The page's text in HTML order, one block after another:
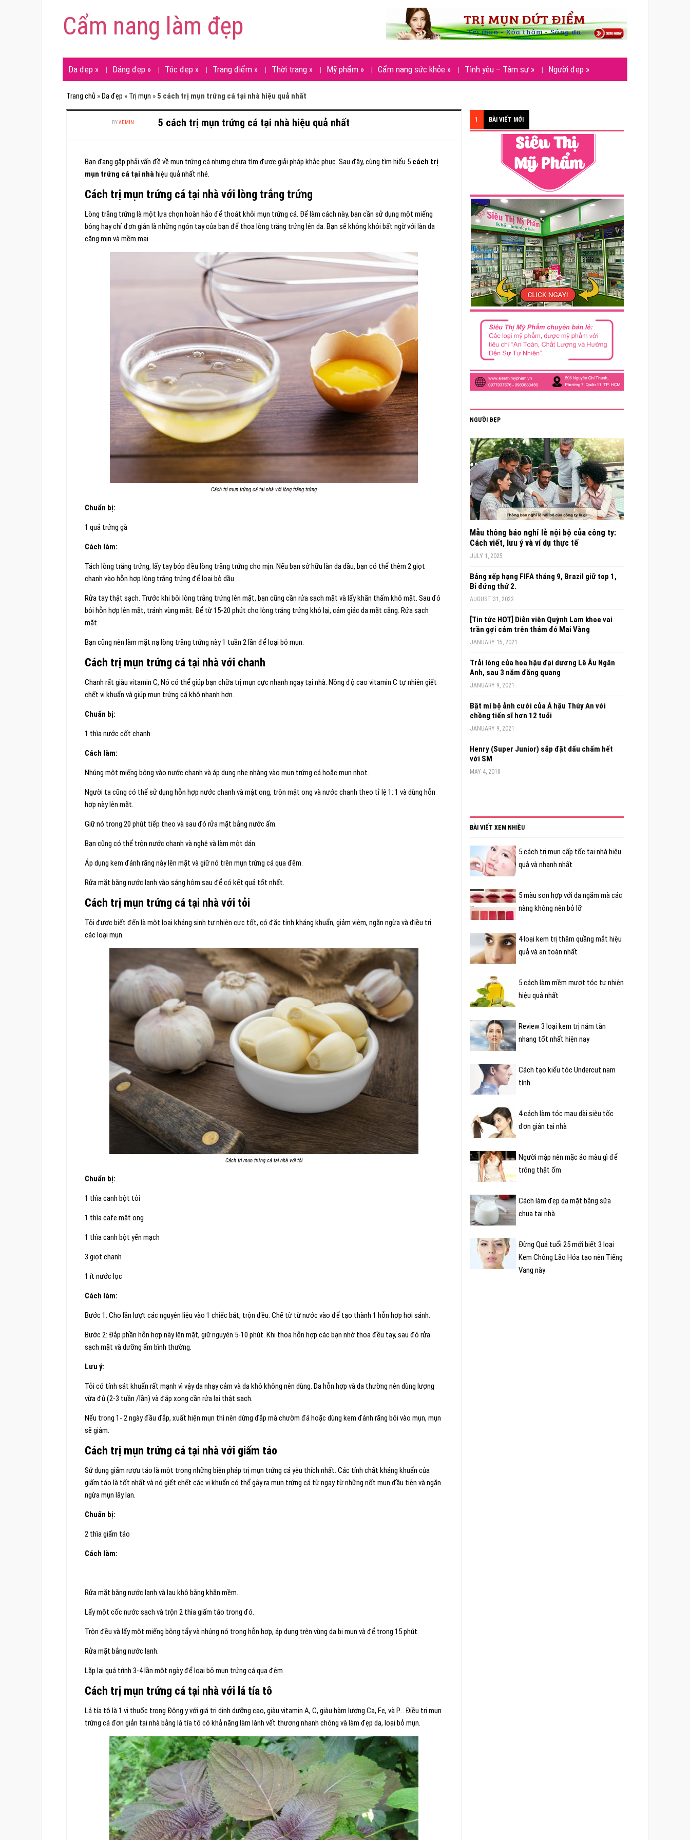
Cẩm nang làm đẹp
Da đẹp » Dáng đẹp » Tóc đẹp » Trang điểm » Thời trang » Mỹ phẩm » Cẩm nang sức khỏe » Tình yêu – Tâm sự » Người đẹp »
Trang chủ »Da đẹp » Trị mụn » 5 cách trị mụn trứng cá tại nhà hiệu quả nhất
BYADMIN 5 cách trị mụn trứng cá tại nhà hiệu quả nhất
Bạn đang gặp phải vấn đề về mụn trứng cá nhưng chưa tìm được giải pháp khắc phục. Sau đây, cùng tìm hiểu 5 cách trị
mụn trứng cá tại nhàhiệu quả nhất nhé.
Cách trị mụn trứng cá tại nhà với l òng trắng trứng
Lòng trắng trứng là một lựa chọn hoàn hảo để thoát khỏi mụn trứng cá. Để làm cách này, bạn cần sử dụng một miếng
bông hay chỉ đơn giản là những ngón tay của bạn để thoa lòng trắng trứng lên da. Bạn sẽ không khỏi bất ngờ với làn da
căng mịn và mềm mại.
Cách trị mụn trứng cá tại nhà với lòng trắng trứng
Chuẩn bị:
1 quả trứng gà
Cách làm:
Tách lòng trắng trứng, lấy tay bóp đều lòng trắng trứng cho mịn. Nếu bạn sở hữu làn da dầu, bạn có thể thêm 2 giọt
chanh vào hỗn hợp lòng trắng trứng để loại bỏ dầu.
Rửa tay thật sạch. Trước khi bôi lòng trắng trứng lên mặt, bạn cũng cần rửa sạch mặt và lấy khăn thấm khô mặt. Sau đó
bôi hỗn hợp lên mặt, tránh vùng mắt. Để từ 15-20 phút cho lòng trắng trứng khô lại, cảm giác da mặt căng. Rửa sạch
mặt.
Bạn cũng nên làm mặt nạ lòng trắng trứng này 1 tuần 2 lần để loại bỏ mụn.
Cách trị mụn trứng cá tại nhà với chanh
Chanh rất giàu vitamin C, Nó có thể giúp bạn chữa trị mụn cực nhanh ngay tại nhà. Nồng độ cao vitamin C tự nhiên giết
chết vi khuẩn và giúp mụn trứng cá khô nhanh hơn.
Chuẩn bị:
1 thìa nước cốt chanh
Cách làm:
Nhúng một miếng bông vào nước chanh và áp dụng nhẹ nhàng vào mụn trứng cá hoặc mụn nhọt.
Người ta cũng có thể sử dụng hỗn hợp nước chanh và mật ong, trộn mật ong và nước chanh theo tỉ lệ 1: 1 và dùng hỗn
hợp này lên mặt.
Giữ nó trong 20 phút tiếp theo và sau đó rửa mặt bằng nước ấm.
Bạn cũng có thể trộn nước chanh và nghệ và làm một dán.
Áp dụng kem đánh răng này lên mặt và giữ nó trên mụn trứng cá qua đêm.
Rửa mặt bằng nước lạnh vào sáng hôm sau để có kết quả tốt nhất.
Cách trị mụn trứng cá tại nhà với tỏi
Tỏi được biết đến là một loại kháng sinh tự nhiên cực tốt, có đặc tính kháng khuẩn, giảm viêm, ngăn ngừa và điều trị
các loại mụn.
Cách trị mụn trứng cá tại nhà với tỏi
Chuẩn bị:
1 thìa canh bột tỏi
1 thìa cafe mật ong
1 thìa canh bột yến mạch
3 giọt chanh
1 ít nước lọc
Cách làm:
Bước 1: Cho lần lượt các nguyên liệu vào 1 chiếc bát, trộn đều. Chế từ từ nước vào để tạo thành 1 hỗn hợp hơi sánh.
Bước 2: Đắp phần hỗn hợp này lên mặt, giữ nguyên 5-10 phút. Khi thoa hỗn hợp các bạn nhớ thoa đều tay, sau đó rửa
sạch mặt và dưỡng ẩm bình thường.
Lưu ý:
Tỏi có tính sát khuẩn rất mạnh vì vậy da nhạy cảm và da khô không nên dùng. Da hỗn hợp và da thường nên dùng lượng
vừa đủ (2-3 tuần /lần) và đắp xong cần rửa lại thật sạch.
Nếu trong 1- 2 ngày đầu đắp, xuất hiện mụn thì nên dừng đắp mà chườm đá hoặc dùng kem đánh răng bôi vào mụn, mụn
sẽ giảm.
Cách trị mụn trứng cá tại nhà với giấm táo
Sử dụng giấm rượu táo là một trong những biện pháp trị mụn trứng cá yêu thích nhất. Các tính chất kháng khuẩn của
giấm táo là tốt nhất và nó giết chết các vi khuẩn có thể gây ra mụn trứng cá từ ngay từ những nốt mụn đầu tiên và ngăn
ngừa mụn lây lan.
Chuẩn bị:
2 thìa giấm táo
Cách làm:
Rửa mặt bằng nước lạnh và lau khô bằng khăn mềm.
Lấy một cốc nước sạch và trộn 2 thìa giấm táo trong đó.
Trộn đều và lấy một miếng bông tẩy và nhúng nó trong hỗn hợp, áp dụng trên vùng da bị mụn và để trong 15 phút.
Rửa mặt bằng nước lạnh.
Lặp lại quá trình 3-4 lần một ngày để loại bỏ mụn trứng cá qua đêm
Cách trị mụn trứng cá tại nhà với lá tía tô
Lá tía tô là 1 vị thuốc trong Đông y với giá trị dinh dưỡng cao, giàu vitamin A, C, giàu hàm lượng Ca, Fe, và P… Điều trị mụn
trứng cá đơn giản tại nhà bằng lá tía tô có khả năng làm lành vết thương nhanh chóng và làm đẹp da, loại bỏ mụn.
1 BÀI VIẾT MỚI
NGƯỜI ĐẸP
Mẫu thông báo nghỉ lễ nội bộ của công ty:
Cách viết, lưu ý và ví dụ thực tế
JULY 1, 2025
Bảng xếp hạng FIFA tháng 9, Brazil giữ top 1,
Bỉ đứng thứ 2.
AUGUST 31, 2022
[Tin tức HOT] Diễn viên Quỳnh Lam khoe vai
trần gợi cảm trên thảm đỏ Mai Vàng
JANUARY 15, 2021
Trải lòng của hoa hậu đại dương Lê Âu Ngân
Anh, sau 3 năm đăng quang
JANUARY 9, 2021
Bật mí bộ ảnh cưới của Á hậu Thúy An với
chồng tiến sĩ hơn 12 tuổi
JANUARY 9, 2021
Henry (Super Junior) sắp đặt dấu chấm hết
với SM
MAY 4, 2018
BÀI VIẾT XEM NHIỀU
5 cách trị mụn cấp tốc tại nhà hiệu
quả và nhanh nhất
5 màu son hợp với da ngăm mà các
nàng không nên bỏ lỡ
4 loại kem trị thâm quầng mắt hiệu
quả và an toàn nhất
5 cách làm mềm mượt tóc tự nhiên
hiệu quả nhất
Review 3 loại kem trị nám tàn
nhang tốt nhất hiện nay
Cách tạo kiểu tóc Undercut nam
tính
4 cách làm tóc mau dài siêu tốc
đơn giản tại nhà
Người mập nên mặc áo màu gì để
trông thật ốm
Cách làm đẹp da mặt bằng sữa
chua tại nhà
Đừng Quá tuổi 25 mới biết 3 loại
Kem Chống Lão Hóa tạo nên Tiếng
Vang này